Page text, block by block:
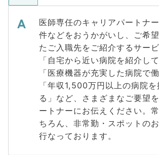
医師専任のキャリアパートナ
件などをおうかがいし、ご希
たご入職先をご紹介するサービ
「自宅から近い病院を紹介して
「医療機器が充実した病院で働
「年収1,500万円以上の病院
る」など、さまざまなご要望
ートナーにお伝えください。
ちろん、非常勤・スポットの
行なっております。